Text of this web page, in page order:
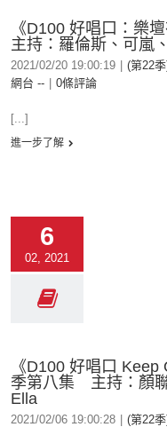
《D100 好唱口：樂
主持：羅倫斯、可嵐
2021/02/20 19:00:19 (第22
網台 --
0條評論
[...]
進一步了解
6
02, 2021
《D100 好唱口
季第八集 主持：顏
Ella
2021/02/06 19:00:28 (第22